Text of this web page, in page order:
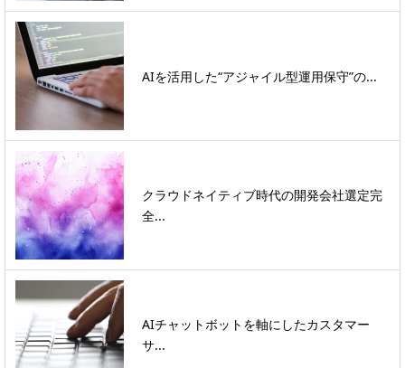
AIを活用した“アジャイル型運用保守”の...
クラウドネイティブ時代の開発会社選定完
全...
AIチャットボットを軸にしたカスタマー
サ...